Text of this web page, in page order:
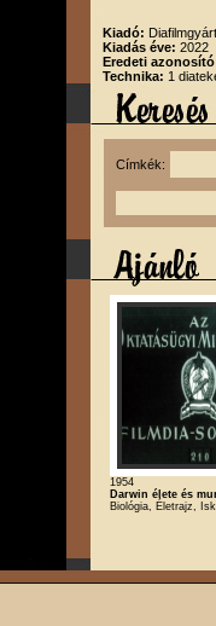
Kiadó:
Kiadás éve: 2022
Eredeti
Technika: 1
Címkék:
1954
Darwin élete és
Biológia, Életrajz,